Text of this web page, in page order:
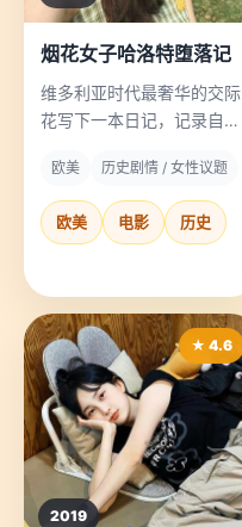
烟花女子哈洛特堕落记
维多利亚时代最奢华的交际
花写下一本日记，记录自己
自由的女性。
欧美 历史剧情 / 女性议题
欧美 电影 历史
★ 4.6
2019